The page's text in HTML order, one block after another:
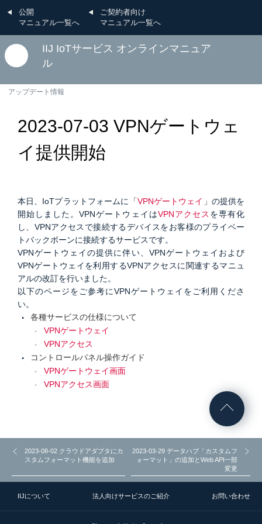
公開
マニュアル一覧へ
ご契約者向け
マニュアル一覧へ
IIJ IoTサービス オンラインマニュア
ル
アップデート情報
2023-07-03 VPNゲートウェ
イ提供開始
本日、IoTプラットフォームに「VPNゲートウェイ 」の提供を
開始しました。VPNゲートウェイはVPNアクセス を専有化
し、VPNアクセスで接続するデバイスをお客様のプライベー
トバックボーンに接続するサービスです。
VPNゲートウェイの提供に伴い、VPNゲートウェイおよび
VPNゲートウェイを利用するVPNアクセスに関連するマニュ
アルの改訂を行いました。
以下のページをご参考にVPNゲートウェイをご利用くださ
い。
各種サービスの仕様について
VPNゲートウェイ
VPNアクセス
コントロールパネル操作ガイド
VPNゲートウェイ画面
VPNアクセス画面
2023-08-02 クラウドアダプタにカ
スタムフォーマット機能を追加
2023-03-29 データハブ「カスタムフ
ォーマット」の追加とWeb API一部
変更
IIJについて 法人向けサービスのご紹介 お問い合わせ